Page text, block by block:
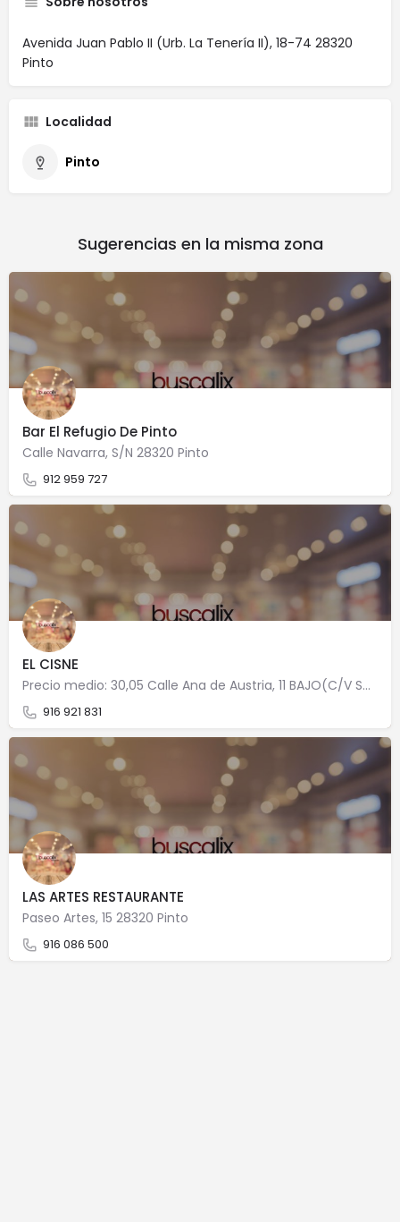
Avenida Juan Pablo II (Urb. La Tenería II), 18-74 28320
Pinto
Localidad
Pinto
Sugerencias en la misma zona
Bar El Refugio De Pinto
Calle Navarra, S/N 28320 Pinto
912 959 727
EL CISNE
Precio medio: 30,05 Calle Ana de Austria, 11 BAJO(C/V SAN JOSE) 28320 Pinto
916 921 831
LAS ARTES RESTAURANTE
Paseo Artes, 15 28320 Pinto
916 086 500